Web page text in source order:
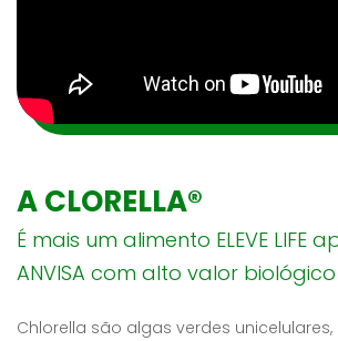
A CLORELLA®
É mais um alimento ELEVE LIFE
ANVISA com alto valor biológico
Chlorella são algas verdes unicelulares,